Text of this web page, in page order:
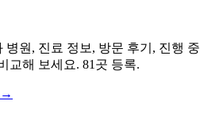
원, 진료 정보, 방문 후기, 진행 중
교해 보세요. 81곳 등록.
→